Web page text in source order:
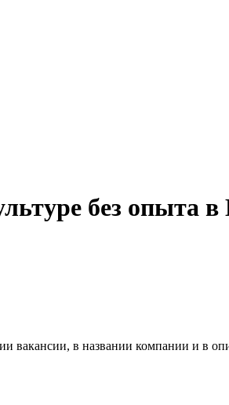
без опыта в
вакансии, в названии компании и в